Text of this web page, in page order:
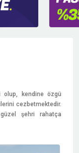
olup, kendine özgü
cezbetmektedir.
şehri rahatça